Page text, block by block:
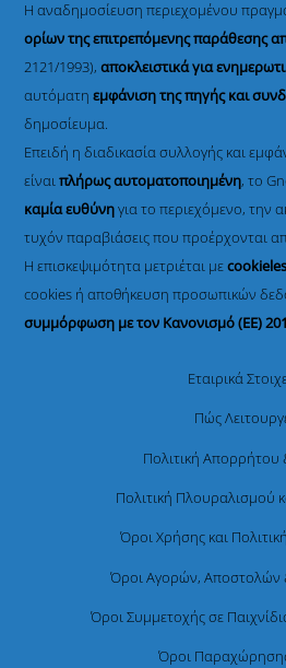
Η αναδημοσίευση περιεχομένου
ορίων της επιτρεπόμενης παράθεσης
2121/1993), αποκλειστικά για
αυτόματηεμφάνιση της πηγής και
δημοσίευμα.
Επειδή η διαδικασία συλλογής και
είναιπλήρως αυτοματοποιημένη, το
καμία ευθύνηγια το περιεχόμενο, την
τυχόν παραβιάσεις που προέρχονται
Η επισκεψιμότητα μετριέται με
cookies ή αποθήκευση προσωπικών
συμμόρφωση με τον Κανονισμό (ΕΕ)
Εταιρικά
Πώς
Πολιτική Απορρήτου
Πολιτική Πλουραλισμού
Όροι Χρήσης και
Όροι Αγορών, Αποστολών
Όροι Συμμετοχής σε
Όροι